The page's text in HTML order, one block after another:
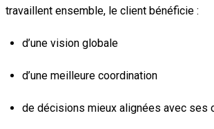
travaillent ensemble, le client bénéficie :
d’une vision globale
d’une meilleure coordination
de décisions mieux alignées avec ses